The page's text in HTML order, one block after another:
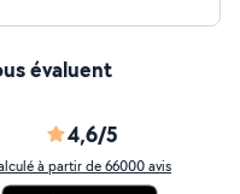
évaluent
4,6/5
à partir de 66000 avis